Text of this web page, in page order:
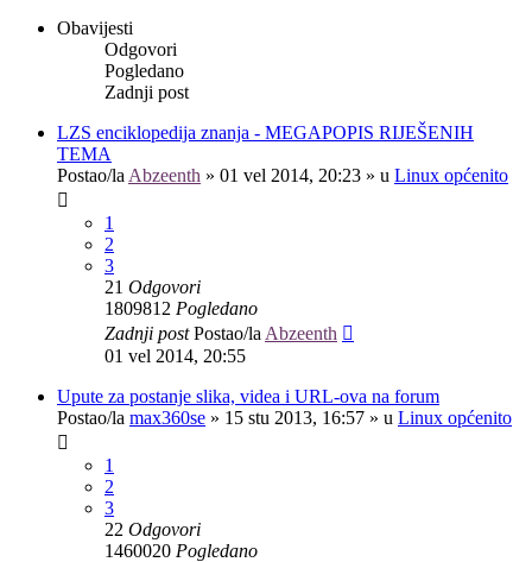
Obavijesti
Odgovori
Pogledano
Zadnji post
LZS enciklopedija znanja - MEGAPOPIS RIJEŠENIH
TEMA
Postao/la Abzeenth » 01 vel 2014, 20:23 » u Linux općenito
1
2
3
21 Odgovori
1809812 Pogledano
Zadnji postPostao/la Abzeenth
01 vel 2014, 20:55
Upute za postanje slika, videa i URL-ova na forum
Postao/la max360se » 15 stu 2013, 16:57 » u Linux općenito
1
2
3
22 Odgovori
1460020 Pogledano